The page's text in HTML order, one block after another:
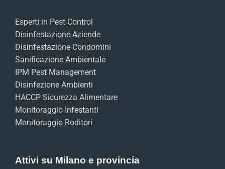
Esperti in Pest Control
Disinfestazione Aziende
Disinfestazione Condomini
Sanificazione Ambientale
IPM Pest Management
Disinfezione Ambienti
HACCP Sicurezza Alimentare
Monitoraggio Infestanti
Monitoraggio Roditori
Attivi su Milano e provincia